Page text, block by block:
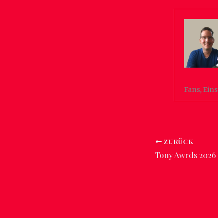
Fans,
ZURÜCK
Tony Awrds 2026